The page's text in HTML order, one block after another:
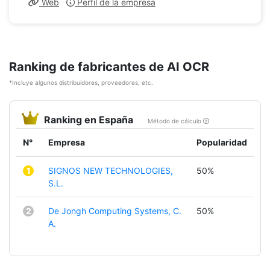
Web Perfil de la empresa
Ranking de fabricantes de AI OCR
*Incluye algunos distribuidores, proveedores, etc.
Ranking en España Método de cálculo
N° Empresa Popularidad
1
SIGNOS NEW TECHNOLOGIES,
S.L.
50%
2
De Jongh Computing Systems, C.
A.
50%